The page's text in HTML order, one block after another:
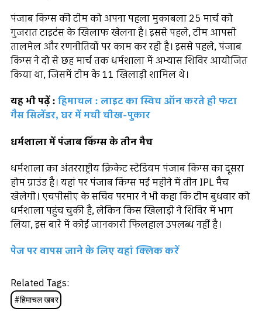
पंजाब किंग्स की टीम को अपना पहला मुकाबला 25 मार्च को
गुजरात टाइटंस के खिलाफ खेलना है। इससे पहले, टीम आपसी
तालमेल और रणनीतियों पर काम कर रही है। इससे पहले, पंजाब
किंग्स ने दो से छह मार्च तक धर्मशाला में अभ्यास शिविर आयोजित
किया था, जिसमें टीम के 11 खिलाड़ी शामिल थे।
यह भी पढ़ें : हिमाचल : लाइट का स्विच ऑन करते ही फटा
गैस सिलेंडर, घर में मची चीख-पुकार
धर्मशाला में पंजाब किंग्स के तीन मैच
धर्मशाला का अंतरराष्ट्रीय क्रिकेट स्टेडियम पंजाब किंग्स का दूसरा
होम ग्राउंड है। यहां पर पंजाब किंग्स मई महीने में तीन IPL मैच
खेलेगी। एचपीसीए के सचिव परमार ने भी कहा कि टीम बुधवार को
धर्मशाला पहुंच चुकी है, लेकिन किस खिलाड़ी ने शिविर में भाग
लिया, इस बारे में कोई जानकारी फिलहाल उपलब्ध नहीं है।
पेज पर वापस जाने के लिए यहां क्लिक करें
Related Tags:
#हिमाचल खबर